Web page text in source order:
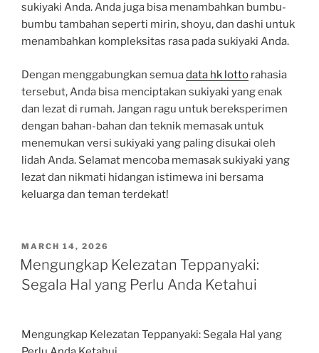
sukiyaki Anda. Anda juga bisa menambahkan bumbu-
bumbu tambahan seperti mirin, shoyu, dan dashi untuk
menambahkan kompleksitas rasa pada sukiyaki Anda.
Dengan menggabungkan semuadata hk lotto rahasia
tersebut, Anda bisa menciptakan sukiyaki yang enak
dan lezat di rumah. Jangan ragu untuk bereksperimen
dengan bahan-bahan dan teknik memasak untuk
menemukan versi sukiyaki yang paling disukai oleh
lidah Anda. Selamat mencoba memasak sukiyaki yang
lezat dan nikmati hidangan istimewa ini bersama
keluarga dan teman terdekat!
POSTED
ON
MARCH 14, 2026
Mengungkap Kelezatan Teppanyaki:
Segala Hal yang Perlu Anda Ketahui
Mengungkap Kelezatan Teppanyaki: Segala Hal yang